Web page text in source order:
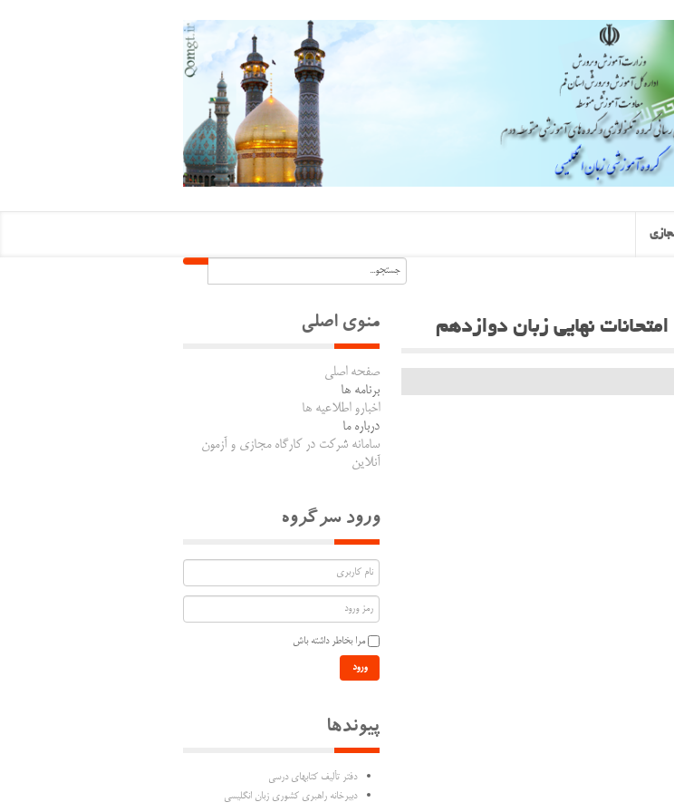
نهایی زبان دوازدهم منوی اصلی
صفحه اصلی
برنامه ها
اخبارو اطلاعیه ها
درباره ما
سامانه شرکت در کارگاه مجازی و آزمون
آنلاین
ورود سرگروه
مرا بخاطر داشته باش
ورود
پیوندها
دفتر تألیف كتابهاي درسي
دبیرخانه راهبری کشوری زبان انگلیسی